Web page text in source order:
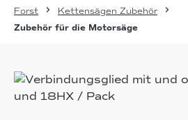
Forst
Kettensägen Zubehör
Zubehör für die Motorsäge
Bildergalerie überspringen